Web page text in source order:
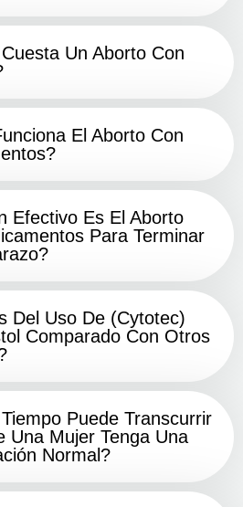
Un Aborto Con
El Aborto Con
Efectivo Es El Aborto
Para Terminar
Del Uso De (Cytotec)
Comparado Con Otros
Puede Transcurrir
Una Mujer Tenga Una
Normal?